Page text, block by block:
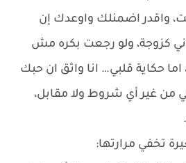
واقدر اضمنلك واوعدك إن
كزوجة، ولو رجعت بكره مش
حكاية قلبي… انا واثق ان حبك
من غير أي شروط ولا مقابل،
تخفي مرارتها: